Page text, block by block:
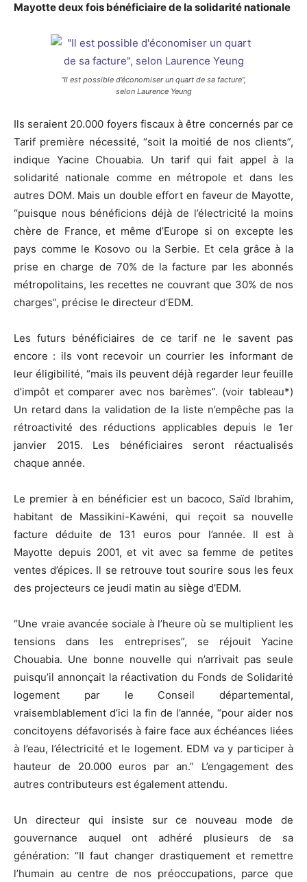
Mayotte deux fois bénéficiaire de la solidarité nationale
“Il est possible d’économiser un quart de sa facture”,
selon Laurence Yeung
Ils seraient 20.000 foyers fiscaux à être concernés par ce
Tarif première nécessité, “soit la moitié de nos clients”,
indique Yacine Chouabia. Un tarif qui fait appel à la
solidarité nationale comme en métropole et dans les
autres DOM. Mais un double effort en faveur de Mayotte,
“puisque nous bénéficions déjà de l’électricité la moins
chère de France, et même d’Europe si on excepte les
pays comme le Kosovo ou la Serbie. Et cela grâce à la
prise en charge de 70% de la facture par les abonnés
métropolitains, les recettes ne couvrant que 30% de nos
charges”, précise le directeur d’EDM.
Les futurs bénéficiaires de ce tarif ne le savent pas
encore : ils vont recevoir un courrier les informant de
leur éligibilité, “mais ils peuvent déjà regarder leur feuille
d’impôt et comparer avec nos barèmes”. (voir tableau*)
Un retard dans la validation de la liste n’empêche pas la
rétroactivité des réductions applicables depuis le 1er
janvier 2015. Les bénéficiaires seront réactualisés
chaque année.
Le premier à en bénéficier est un bacoco, Saïd Ibrahim,
habitant de Massikini-Kawéni, qui reçoit sa nouvelle
facture déduite de 131 euros pour l’année. Il est à
Mayotte depuis 2001, et vit avec sa femme de petites
ventes d’épices. Il se retrouve tout sourire sous les feux
des projecteurs ce jeudi matin au siège d’EDM.
“Une vraie avancée sociale à l’heure où se multiplient les
tensions dans les entreprises”, se réjouit Yacine
Chouabia. Une bonne nouvelle qui n’arrivait pas seule
puisqu’il annonçait la réactivation du Fonds de Solidarité
logement par le Conseil départemental,
vraisemblablement d’ici la fin de l’année, “pour aider nos
concitoyens défavorisés à faire face aux échéances liées
à l’eau, l’électricité et le logement. EDM va y participer à
hauteur de 20.000 euros par an.” L’engagement des
autres contributeurs est également attendu.
Un directeur qui insiste sur ce nouveau mode de
gouvernance auquel ont adhéré plusieurs de sa
génération: “Il faut changer drastiquement et remettre
l’humain au centre de nos préoccupations, parce que